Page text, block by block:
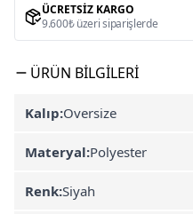
ÜCRETSIZ KARGO
9.600₺ üzeri siparişlerde
ÜRÜN BILGILERI
Kalıp:Oversize
Materyal:Polyester
Renk:Siyah